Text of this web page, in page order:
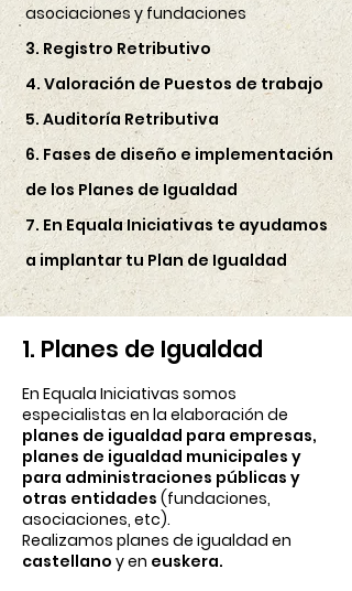
asociaciones y fundaciones
3. Registro Retributivo
4. Valoración de Puestos de trabajo
5. Auditoría Retributiva
6. Fases de diseño e implementación
de los Planes de Igualdad
7. En Equala Iniciativas te ayudamos
a implantar tu Plan de Igualdad
1. Planes de Igualdad
En Equala Iniciativas somos
especialistas en la elaboración de
planes de igualdad para empresas,
planes de igualdad municipales y
para administraciones públicas y
otras entidades (fundaciones,
asociaciones, etc).
Realizamos planes de igualdad en
castellano y en euskera.